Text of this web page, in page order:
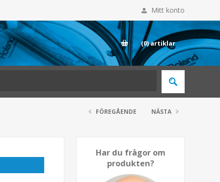
Mitt konto
(0)artiklar
FÖREGÅENDE NÄSTA
Har du frågor om
produkten?